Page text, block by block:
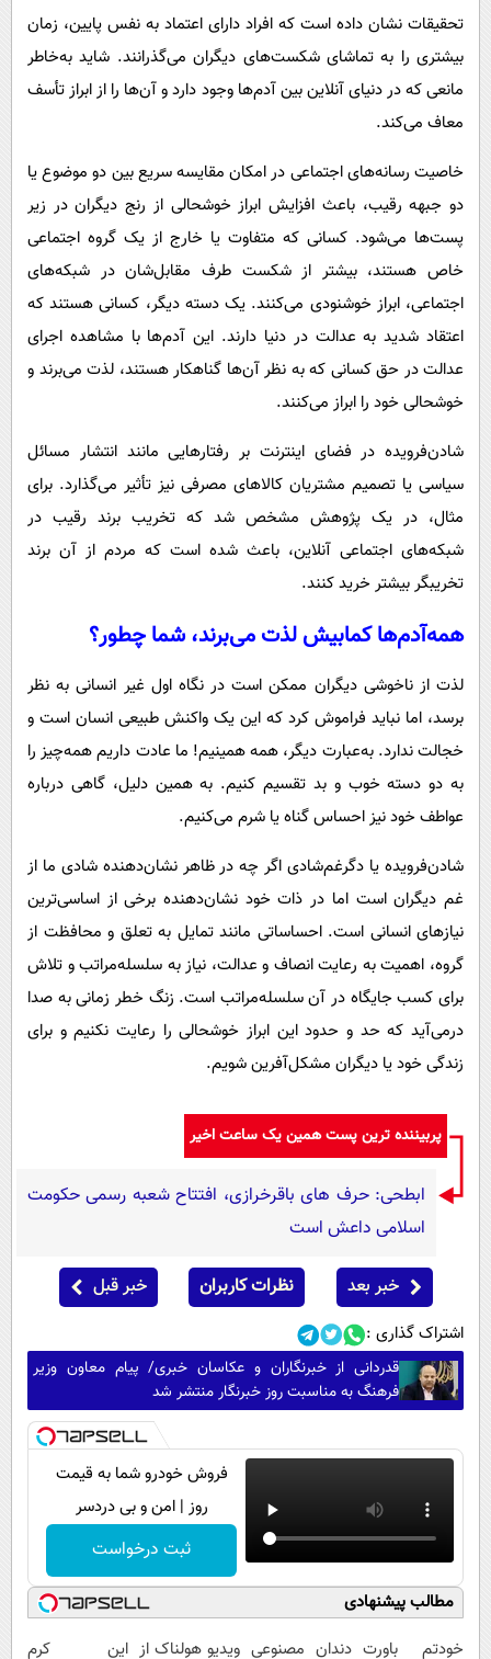
تحقیقات نشان داده است که افراد دارای اعتماد به نفس پایین، زمان
بیشتری را به تماشای شکست‌های دیگران می‌گذرانند. شاید به‌خاطر
مانعی که در دنیای آنلاین بین آدم‌ها وجود دارد و آن‌ها را از ابراز تأسف
معاف می‌کند.
خاصیت رسانه‌های اجتماعی در امکان مقایسه سریع بین دو موضوع یا
دو جبهه رقیب، باعث افزایش ابراز خوشحالی از رنج دیگران در زیر
پست‌ها می‌شود. کسانی که متفاوت یا خارج از یک گروه اجتماعی
خاص هستند، بیشتر از شکست طرف مقابل‌شان در شبکه‌های
اجتماعی، ابراز خوشنودی می‌کنند. یک دسته دیگر، کسانی هستند که
اعتقاد شدید به عدالت در دنیا دارند. این آدم‌ها با مشاهده اجرای
عدالت در حق کسانی که به نظر آن‌ها گناهکار هستند، لذت می‌برند و
خوشحالی خود را ابراز می‌کنند.
شادن‌فرویده در فضای اینترنت بر رفتارهایی مانند انتشار مسائل
سیاسی یا تصمیم‌ مشتریان کالاهای مصرفی نیز تأثیر می‌گذارد. برای
مثال، در یک پژوهش مشخص شد که تخریب برند رقیب در
شبکه‌های اجتماعی‌ آنلاین، باعث شده است که مردم از آن برند
تخریبگر بیشتر خرید کنند.
همه‌آدم‌ها کمابیش لذت می‌برند، شما چطور؟
لذت از ناخوشی دیگران ممکن است در نگاه اول غیر انسانی به نظر
برسد، اما نباید فراموش کرد که این یک واکنش طبیعی انسان است و
خجالت ندارد. به‌عبارت دیگر، همه همینیم! ما عادت داریم همه‌چیز را
به دو دسته خوب و بد تقسیم کنیم. به همین دلیل، گاهی درباره
عواطف خود نیز احساس گناه یا شرم می‌کنیم.
شادن‌فرویده یا دگرغم‌شادی اگر چه در ظاهر نشان‌دهنده شادی ما از
غم دیگران است اما در ذات خود نشان‌دهنده برخی از اساسی‌ترین
نیازهای انسانی است. احساساتی مانند تمایل به تعلق و محافظت از
گروه، اهمیت به رعایت انصاف و عدالت، نیاز به سلسله‌مراتب و تلاش
برای کسب جایگاه در آن سلسله‌مراتب است. زنگ خطر زمانی به صدا
درمی‌آید که حد و حدود این ابراز خوشحالی را رعایت نکنیم و برای
زندگی خود یا دیگران مشکل‌آفرین شویم.
پربیننده ترین پست همین یک ساعت اخیر
ابطحی: حرف های باقرخرازی، افتتاح شعبه رسمی حکومت
اسلامی داعش است
خبر بعد نظرات کاربران خبر قبل
اشتراک گذاری :
قدردانی از خبرنگاران و عکاسان خبری/ پیام معاون وزیر
فرهنگ به مناسبت روز خبرنگار منتشر شد
فروش خودرو شما به قیمت
روز | امن و بی دردسر
ثبت درخواست
مطالب پیشنهادی
خودتم باورت دندان مصنوعی ویدیو هولناک از این کرم